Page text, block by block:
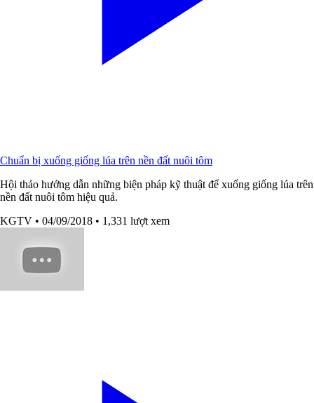
Chuẩn bị xuống giống lúa trên nền đất nuôi tôm
Hội thảo hướng dẫn những biện pháp kỹ thuật để xuống giống lúa trên
nền đất nuôi tôm hiệu quả.
KGTV • 04/09/2018 • 1,331 lượt xem